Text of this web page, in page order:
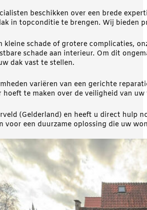
beschikken over een brede
in topconditie te brengen. Wij bieden
kleine schade of grotere complicaties,
schade aan interieur. Om dit
dak vast te stellen.
variëren van een gerichte
hoeft te maken over de veiligheid van
(Gelderland) en heeft u direct hulp
voor een duurzame oplossing die uw